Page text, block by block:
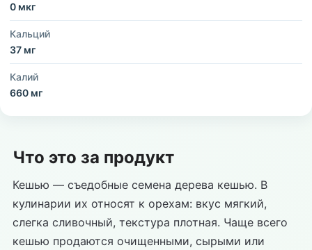
0 мкг
Кальций
37 мг
Калий
660 мг
Что это за продукт
Кешью — съедобные семена дерева кешью. В
кулинарии их относят к орехам: вкус мягкий,
слегка сливочный, текстура плотная. Чаще всего
кешью продаются очищенными, сырыми или